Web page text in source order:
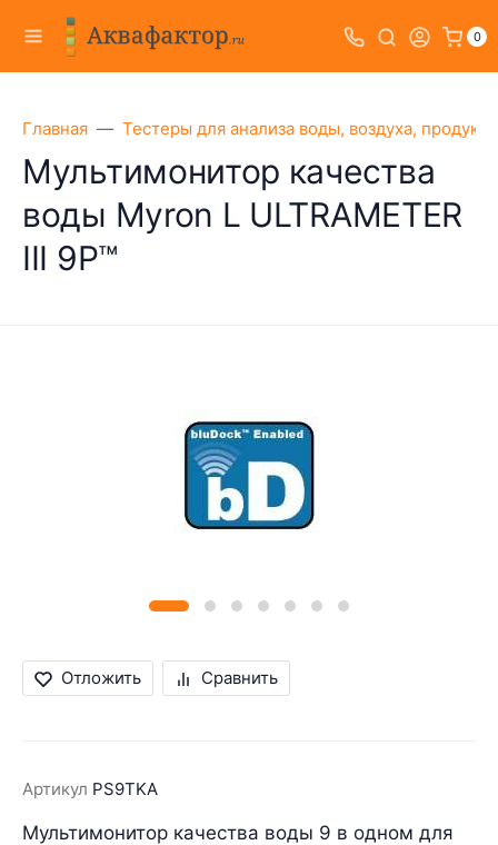
0
Главная Тестеры для анализа воды, воздуха,
Мультимонитор качества
воды Myron L ULTRAMETER
III 9P™
Отложить Сравнить
Артикул PS9TKA
Мультимонитор качества воды 9 в одном для